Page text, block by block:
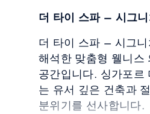
더 타이 스파 – 시그
더 타이 스파 – 시그
해석한 맞춤형 웰니스
공간입니다. 싱가포
는 유서 깊은 건축과
분위기를 선사합니다.